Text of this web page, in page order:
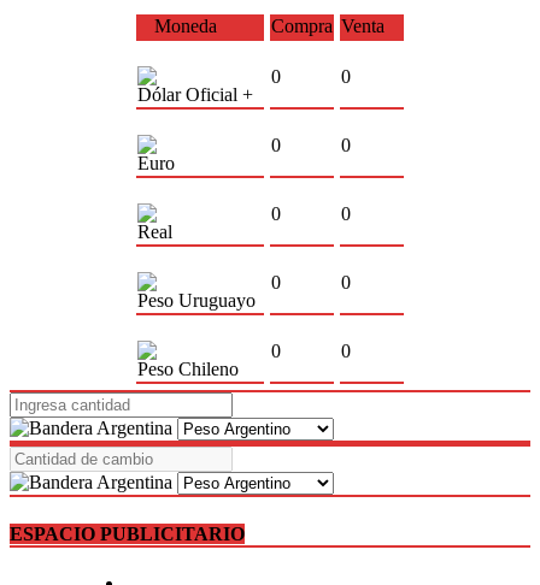
Moneda Compra Venta
Dólar Oficial +
0 0
Euro
0 0
Real
0 0
Peso Uruguayo
0 0
Peso Chileno
0 0
ESPACIO PUBLICITARIO